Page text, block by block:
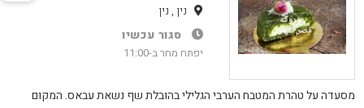
נין , נין
סגור עכשיו
יפתח מחר ב-11:00
מסעדה על טהרת המטבח הערבי הגלילי בהובלת שף נשאת עבאס. המקום